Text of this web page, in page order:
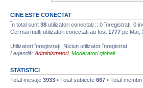
CINE ESTE CONECTAT
În total sunt 38 utilizatori conectaţi :: 0 înregistraţi, 0
Cei mai mulţi utilizatori conectaţi au fost 1777 pe Mar,
Utilizatori înregistraţi: Niciun utilizator înregistrat
Legendă: Administratori, Moderatori globali
STATISTICI
Total mesaje 3933 • Total subiecte 667 • Total membri